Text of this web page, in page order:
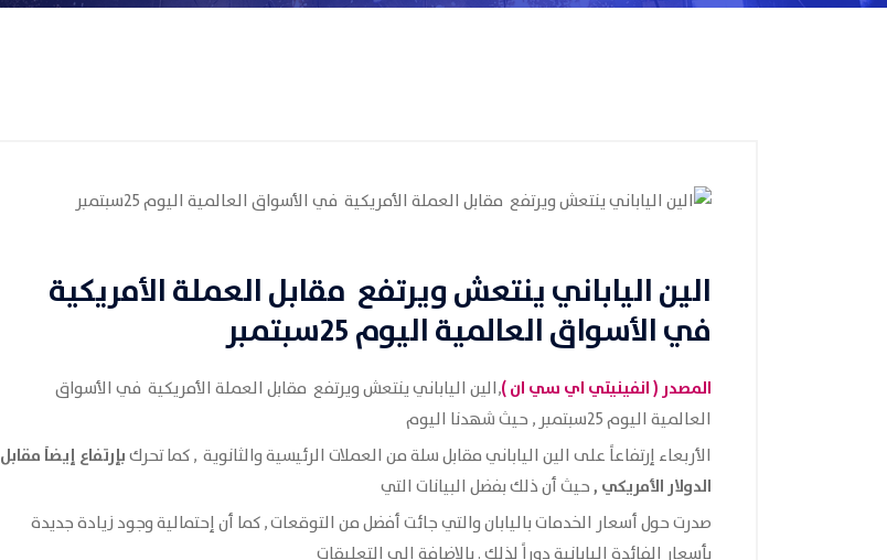
الين الياباني ينتعش ويرتفع مقابل العملة الأمريكية
في الأسواق العالمية اليوم 25سبتمبر
المصدر (انفينيتي اي سي ان),الين الياباني ينتعش ويرتفع مقابل العملة الأمريكية في الأسواق
العالمية اليوم 25سبتمبر , حيث شهدنا اليوم
الأربعاء إرتفاعاً على الين الياباني مقابل سلة من العملات الرئيسية والثانوية , كما تحركبإرتفاع إيضاَ مقابل
الدولار الأمريكي ,حيث أن ذلك بفضل البيانات التي
صدرت حول أسعار الخدمات باليابان والتي جائت أفضل من التوقعات , كما أن إحتمالية وجود زيادة جديدة
بأسعار الفائدة اليابانية دوراً لذلك . بالإضافة إلى التعليقات